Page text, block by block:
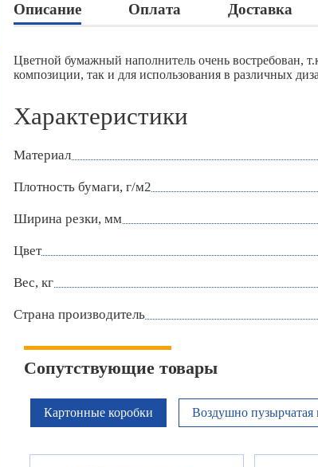
Описание Оплата Доставка
Цветной бумажный наполнитель очень востребован,
композиции, так и для использования в различных
Характеристики
Материал
Плотность бумаги, г/м2
Ширина резки, мм
Цвет
Вес, кг
Страна производитель
Сопутствующие товары
Картонные коробки Воздушно пузырчатая